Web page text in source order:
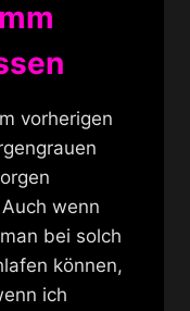
vorherigen
wenn
bei solch
können,
ich